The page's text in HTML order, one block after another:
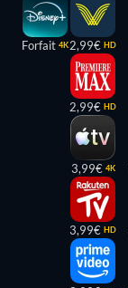
Forfait 4K2,99€ HD
2,99€ HD
3,99€ 4K
3,99€ HD